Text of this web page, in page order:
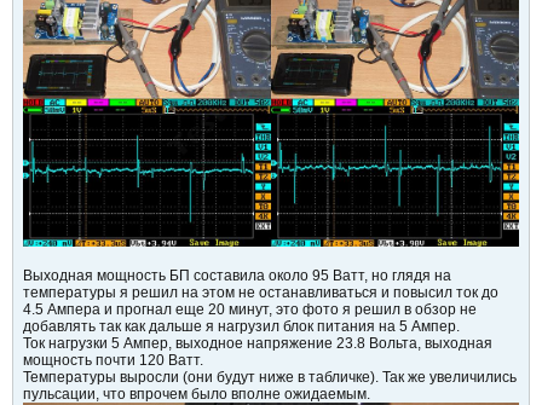
Выходная мощность БП составила около 95 Ватт, но глядя на
температуры я решил на этом не останавливаться и повысил ток до
4.5 Ампера и прогнал еще 20 минут, это фото я решил в обзор не
добавлять так как дальше я нагрузил блок питания на 5 Ампер.
Ток нагрузки 5 Ампер, выходное напряжение 23.8 Вольта, выходная
мощность почти 120 Ватт.
Температуры выросли (они будут ниже в табличке). Так же увеличились
пульсации, что впрочем было вполне ожидаемым.